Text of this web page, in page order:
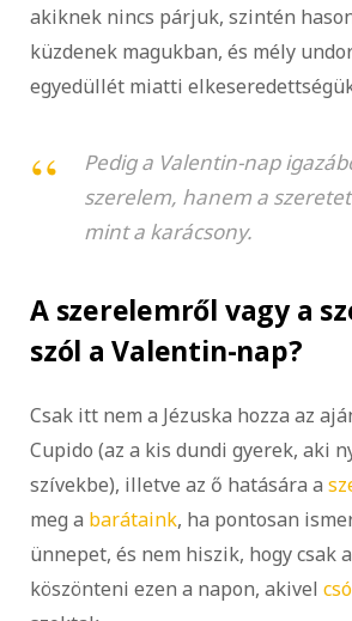
akiknek nincs párjuk, szintén
küzdenek magukban, és mély
egyedüllét miatti
Pedig a Valentin-nap
szerelem, hanem a
mint a karácsony.
A szerelemről vagy a
szól a Valentin-nap?
Csak itt nem a Jézuska hozza az
Cupido (az a kis dundi gyerek, aki
szívekbe), illetve az ő hatására a
meg a barátaink, ha pontosan
ünnepet, és nem hiszik, hogy csak
köszönteni ezen a napon, akivel